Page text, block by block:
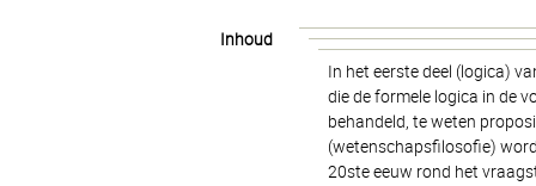
Inhoud
In het eerste deel (logica)
die de formele logica in de
behandeld, te weten
(wetenschapsfilosofie)
20ste eeuw rond het